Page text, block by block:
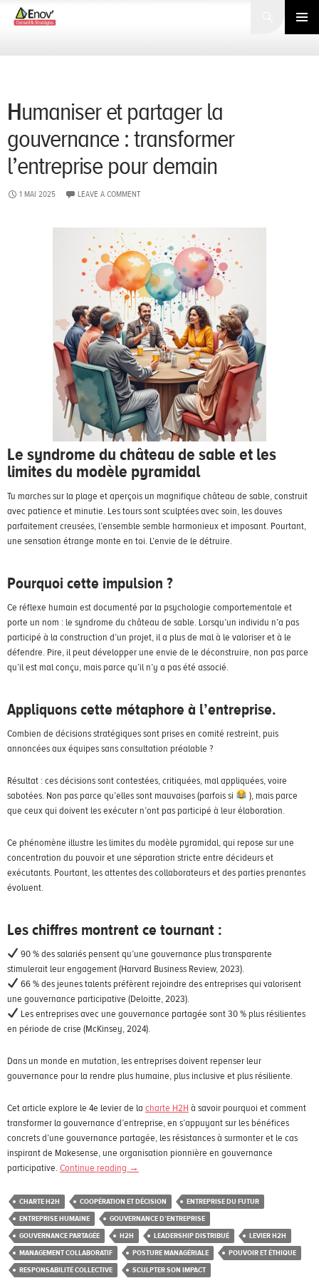
Search
SKIP
Humaniser et partager la
gouvernance : transformer
l’entreprise pour demain
1 MAI 2025 LEAVE A COMMENT
Le syndrome du château de sable et les
limites du modèle pyramidal
Tu marches sur la plage et aperçois un magnifique château de sable, construit
avec patience et minutie. Les tours sont sculptées avec soin, les douves
parfaitement creusées, l’ensemble semble harmonieux et imposant. Pourtant,
une sensation étrange monte en toi. L’envie de le détruire.
Pourquoi cette impulsion ?
Ce réflexe humain est documenté par la psychologie comportementale et
porte un nom : le syndrome du château de sable. Lorsqu’un individu n’a pas
participé à la construction d’un projet, il a plus de mal à le valoriser et à le
défendre. Pire, il peut développer une envie de le déconstruire, non pas parce
qu’il est mal conçu, mais parce qu’il n’y a pas été associé.
Appliquons cette métaphore à l’entreprise.
Combien de décisions stratégiques sont prises en comité restreint, puis
annoncées aux équipes sans consultation préalable ?
Résultat : ces décisions sont contestées, critiquées, mal appliquées, voire
sabotées. Non pas parce qu’elles sont mauvaises (parfois si
), mais parce
que ceux qui doivent les exécuter n’ont pas participé à leur élaboration.
Ce phénomène illustre les limites du modèle pyramidal, qui repose sur une
concentration du pouvoir et une séparation stricte entre décideurs et
exécutants. Pourtant, les attentes des collaborateurs et des parties prenantes
évoluent.
Les chiffres montrent ce tournant :
90 % des salariés pensent qu’une gouvernance plus transparente
stimulerait leur engagement (Harvard Business Review, 2023).
66 % des jeunes talents préfèrent rejoindre des entreprises qui valorisent
une gouvernance participative (Deloitte, 2023).
Les entreprises avec une gouvernance partagée sont 30 % plus résilientes
en période de crise (McKinsey, 2024).
Dans un monde en mutation, les entreprises doivent repenser leur
gouvernance pour la rendre plus humaine, plus inclusive et plus résiliente.
Cet article explore le 4e levier de la charte H2H à savoir pourquoi et comment
transformer la gouvernance d’entreprise, en s’appuyant sur les bénéfices
concrets d’une gouvernance partagée, les résistances à surmonter et le cas
inspirant de Makesense, une organisation pionnière en gouvernance
participative.Continue reading →
CHARTE H2H COOPÉRATION ET DÉCISION
ENTREPRISE DU FUTUR
ENTREPRISE HUMAINE
GOUVERNANCE D’ENTREPRISE
GOUVERNANCE PARTAGÉE
H2H LEADERSHIP DISTRIBUÉ
LEVIER H2H
MANAGEMENT COLLABORATIF
POSTURE MANAGÉRIALE
POUVOIR ET ÉTHIQUE
RESPONSABILITÉ COLLECTIVE
SCULPTER SON IMPACT